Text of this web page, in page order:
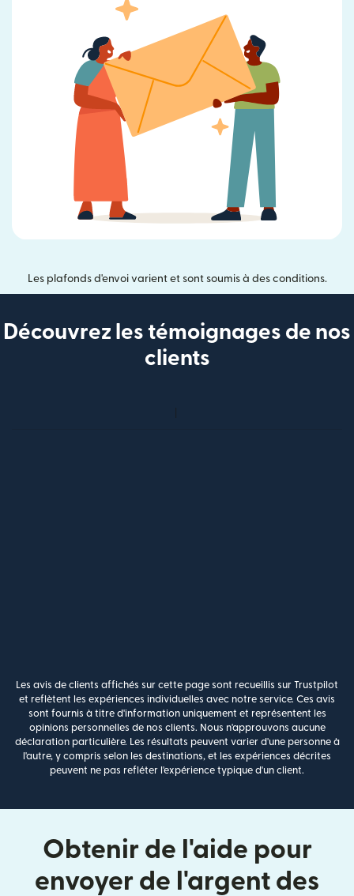
Les plafonds d'envoi varient et sont soumis à des conditions.
Découvrez les témoignages de nos
clients
Les avis de clients affichés sur cette page sont recueillis sur Trustpilot
et reflètent les expériences individuelles avec notre service. Ces avis
sont fournis à titre d'information uniquement et représentent les
opinions personnelles de nos clients. Nous n'approuvons aucune
déclaration particulière. Les résultats peuvent varier d'une personne à
l'autre, y compris selon les destinations, et les expériences décrites
peuvent ne pas refléter l'expérience typique d'un client.
Obtenir de l'aide pour
envoyer de l'argent des